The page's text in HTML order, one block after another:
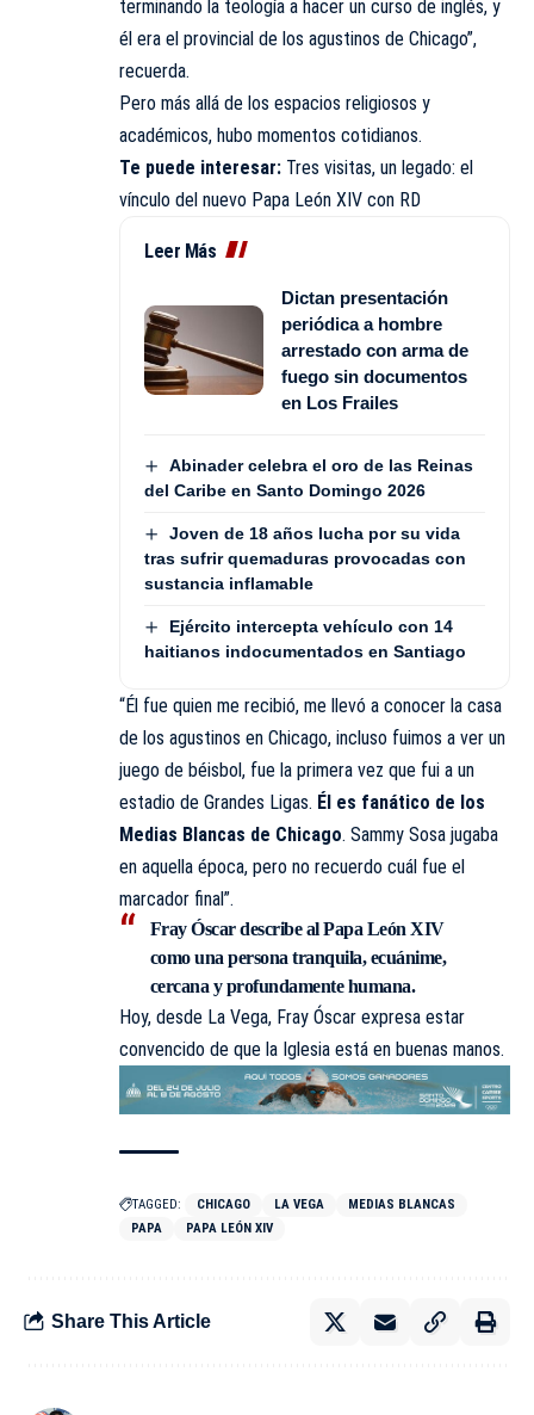
terminando la teología a hacer un curso de inglés, y
él era el provincial de los agustinos de Chicago”,
recuerda.
Pero más allá de los espacios religiosos y
académicos, hubo momentos cotidianos.
Te puede interesar: Tres visitas, un legado: el
vínculo del nuevo Papa León XIV con RD
Leer Más
Dictan presentación
periódica a hombre
arrestado con arma de
fuego sin documentos
en Los Frailes
Abinader celebra el oro de las Reinas
del Caribe en Santo Domingo 2026
Joven de 18 años lucha por su vida
tras sufrir quemaduras provocadas con
sustancia inflamable
Ejército intercepta vehículo con 14
haitianos indocumentados en Santiago
“Él fue quien me recibió, me llevó a conocer la casa
de los agustinos en Chicago, incluso fuimos a ver un
juego de béisbol, fue la primera vez que fui a un
estadio de Grandes Ligas. Él es fanático de los
Medias Blancas de Chicago. Sammy Sosa jugaba
en aquella época, pero no recuerdo cuál fue el
marcador final”.
Fray Óscar describe al Papa León XIV
como una persona tranquila, ecuánime,
cercana y profundamente humana.
Hoy, desde La Vega, Fray Óscar expresa estar
convencido de que la Iglesia está en buenas manos.
TAGGED: CHICAGO LA VEGA
MEDIAS BLANCAS
PAPA
PAPA LEÓN XIV
Share This Article